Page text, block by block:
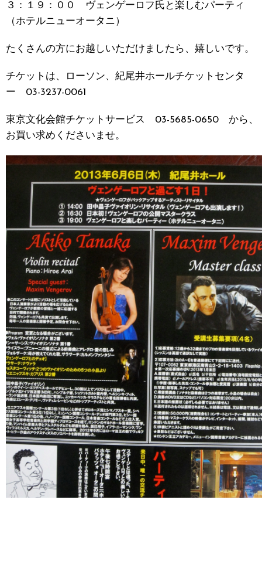
３：１９：００ ヴェンゲーロフ氏と楽しむパーティ
（ホテルニューオータニ）
たくさんの方にお越しいただけましたら、嬉しいです。
チケットは、ローソン、紀尾井ホールチケットセンタ
ー 03-3237-0061
東京文化会館チケットサービス 03-5685-0650 から、
お買い求めくださいませ。